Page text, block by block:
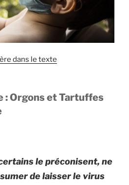
dans le texte
: Orgons et Tartuffes
le préconisent, ne
de laisser le virus